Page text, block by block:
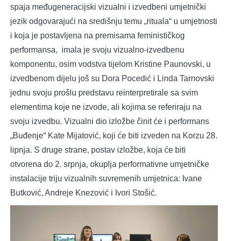
spaja međugeneracijski vizualni i izvedbeni umjetnički
jezik odgovarajući na središnju temu „rituala“ u umjetnosti
i koja je postavljena na premisama feminističkog
performansa, imala je svoju vizualno-izvedbenu
komponentu, osim vodstva tijelom Kristine Paunovski, u
izvedbenom dijelu još su Dora Pocedić i Linda Tarnovski
jednu svoju prošlu predstavu reinterpretirale sa svim
elementima koje ne izvode, ali kojima se referiraju na
svoju izvedbu. Vizualni dio izložbe činit će i performans
„Buđenje“ Kate Mijatović, koji će biti izveden na Korzu 28.
lipnja. S druge strane, postav izložbe, koja će biti
otvorena do 2. srpnja, okuplja performativne umjetničke
instalacije triju vizualnih suvremenih umjetnica: Ivane
Butković, Andreje Knezović i Ivori Stošić.